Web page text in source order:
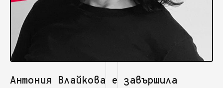
Антония Влайкова е завършила